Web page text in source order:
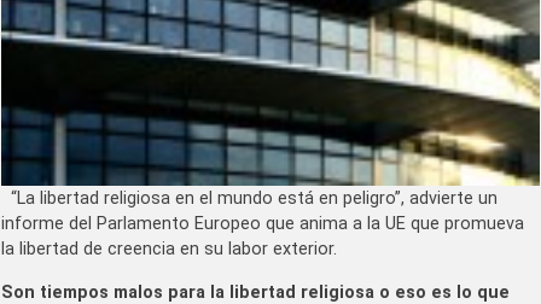
“La libertad religiosa en el mundo está en peligro”, advierte un
informe del Parlamento Europeo que anima a la UE que promueva
la libertad de creencia en su labor exterior.
Son tiempos malos para la libertad religiosa o eso es lo que